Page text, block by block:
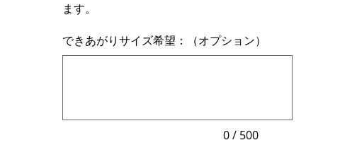
ます。
できあがりサイズ希望：（オプション）
入
0 / 500